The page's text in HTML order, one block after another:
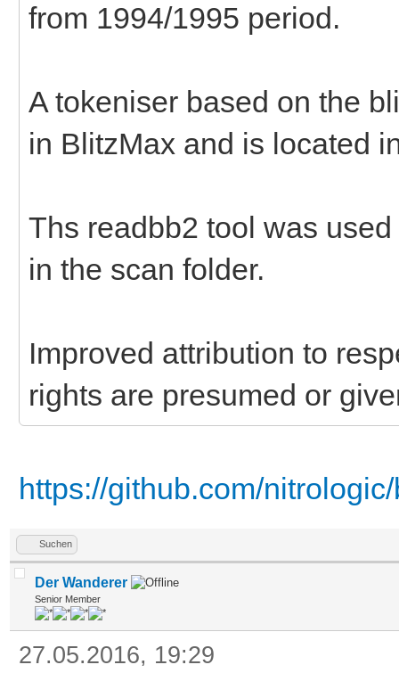
from 1994/1995 period.
A tokeniser based on the
in BlitzMax and is located
Ths readbb2 tool was
in the scan folder.
Improved attribution to
rights are presumed or
https://github.com/
Suchen
Der Wanderer
Senior Member
27.05.2016, 19:29